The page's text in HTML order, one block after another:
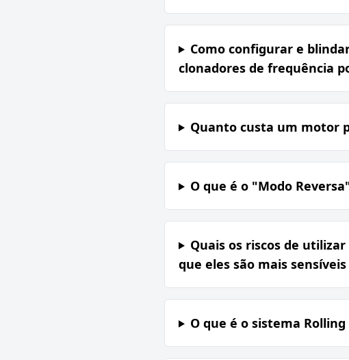
Como configurar e
clonadores de frequência
Quanto custa um motor
O que é o "Modo
Quais os riscos de
que eles são mais
O que é o sistema Rolling